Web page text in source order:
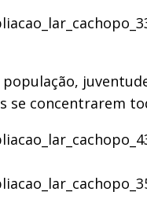
concentrarem